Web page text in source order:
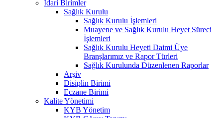
İdari Birimler
Sağlık Kurulu
Sağlık Kurulu İşlemleri
Muayene ve Sağlık Kurulu Heyet Süreci
İşlemleri
Sağlık Kurulu Heyeti Daimi Üye
Branşlarımız ve Rapor Türleri
Sağlık Kurulunda Düzenlenen Raporlar
Arşiv
Disiplin Birimi
Eczane Birimi
Kalite Yönetimi
KYB Yönetim